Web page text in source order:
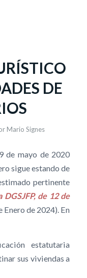
DE
Mario Signes
de mayo de 2020
sigue estando de
pertinente
de 12 de
Enero de 2024). En
estatutaria
sus viviendas a